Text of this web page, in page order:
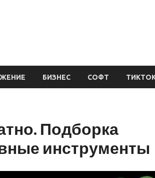
БИЗНЕС СОФТ
Подборка
инструменты